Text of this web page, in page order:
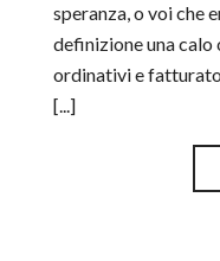
speranza, o voi che
definizione una
ordinativi e
[...]